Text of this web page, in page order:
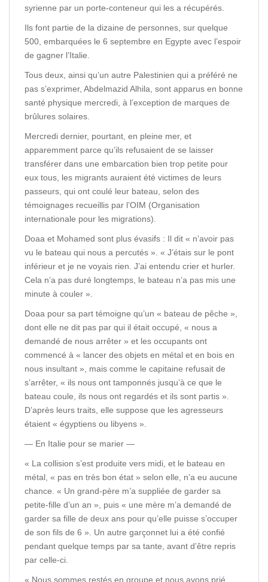
syrienne par un porte-conteneur qui les a récupérés.
Ils font partie de la dizaine de personnes, sur quelque
500, embarquées le 6 septembre en Egypte avec l’espoir
de gagner l’Italie.
Tous deux, ainsi qu’un autre Palestinien qui a préféré ne
pas s’exprimer, Abdelmazid Alhila, sont apparus en bonne
santé physique mercredi, à l’exception de marques de
brûlures solaires.
Mercredi dernier, pourtant, en pleine mer, et
apparemment parce qu’ils refusaient de se laisser
transférer dans une embarcation bien trop petite pour
eux tous, les migrants auraient été victimes de leurs
passeurs, qui ont coulé leur bateau, selon des
témoignages recueillis par l’OIM (Organisation
internationale pour les migrations).
Doaa et Mohamed sont plus évasifs : Il dit « n’avoir pas
vu le bateau qui nous a percutés ». « J’étais sur le pont
inférieur et je ne voyais rien. J’ai entendu crier et hurler.
Cela n’a pas duré longtemps, le bateau n’a pas mis une
minute à couler ».
Doaa pour sa part témoigne qu’un « bateau de pêche »,
dont elle ne dit pas par qui il était occupé, « nous a
demandé de nous arrêter » et les occupants ont
commencé à « lancer des objets en métal et en bois en
nous insultant », mais comme le capitaine refusait de
s’arrêter, « ils nous ont tamponnés jusqu’à ce que le
bateau coule, ils nous ont regardés et ils sont partis ».
D’après leurs traits, elle suppose que les agresseurs
étaient « égyptiens ou libyens ».
— En Italie pour se marier —
« La collision s’est produite vers midi, et le bateau en
métal, « pas en très bon état » selon elle, n’a eu aucune
chance. « Un grand-père m’a suppliée de garder sa
petite-fille d’un an », puis « une mère m’a demandé de
garder sa fille de deux ans pour qu’elle puisse s’occuper
de son fils de 6 ». Un autre garçonnet lui a été confié
pendant quelque temps par sa tante, avant d’être repris
par celle-ci.
« Nous sommes restés en groupe et nous avons prié